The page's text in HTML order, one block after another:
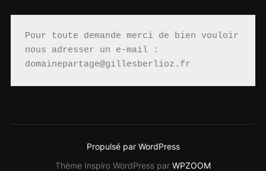
Pour toute demande merci de bien vouloir
nous adresser un e-mail :
domainepartage@gillesberlioz.fr
Propulsé par WordPress
Thème Inspiro WordPress par WPZOOM